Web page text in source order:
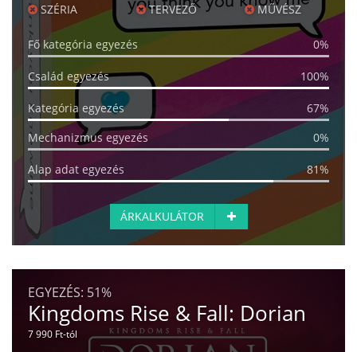
SZÉRIA TERVEZŐ MŰVÉSZ
Fő kategória egyezés 0%
Család egyezés 100%
Kategória egyezés
67%
Mechanizmus egyezés
0%
Alap adat egyezés 81%
ÁRKALKULÁTOR
EGYEZÉS: 51%
Kingdoms Rise & Fall: Dorian
7 990 Ft-tól